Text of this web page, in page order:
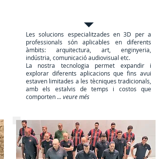
Les solucions especialitzades en 3D per a
professionals són aplicables en diferents
àmbits: arquitectura, art, enginyeria,
indústria, comunicació audiovisual etc.
La nostra tecnologia permet expandir i
explorar diferents aplicacions que fins avui
estaven limitades a les tècniques tradicionals,
amb els estalvis de temps i costos que
comporten... veure més